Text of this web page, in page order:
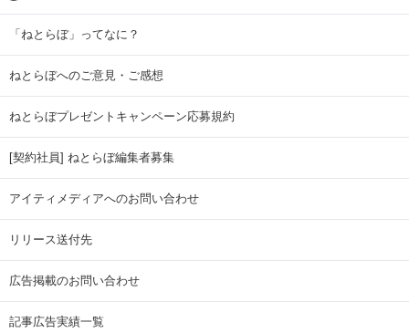
「ねとらぼ」ってなに？
ねとらぼへのご意見・ご感想
ねとらぼプレゼントキャンペーン応募規約
[契約社員] ねとらぼ編集者募集
アイティメディアへのお問い合わせ
リリース送付先
広告掲載のお問い合わせ
記事広告実績一覧